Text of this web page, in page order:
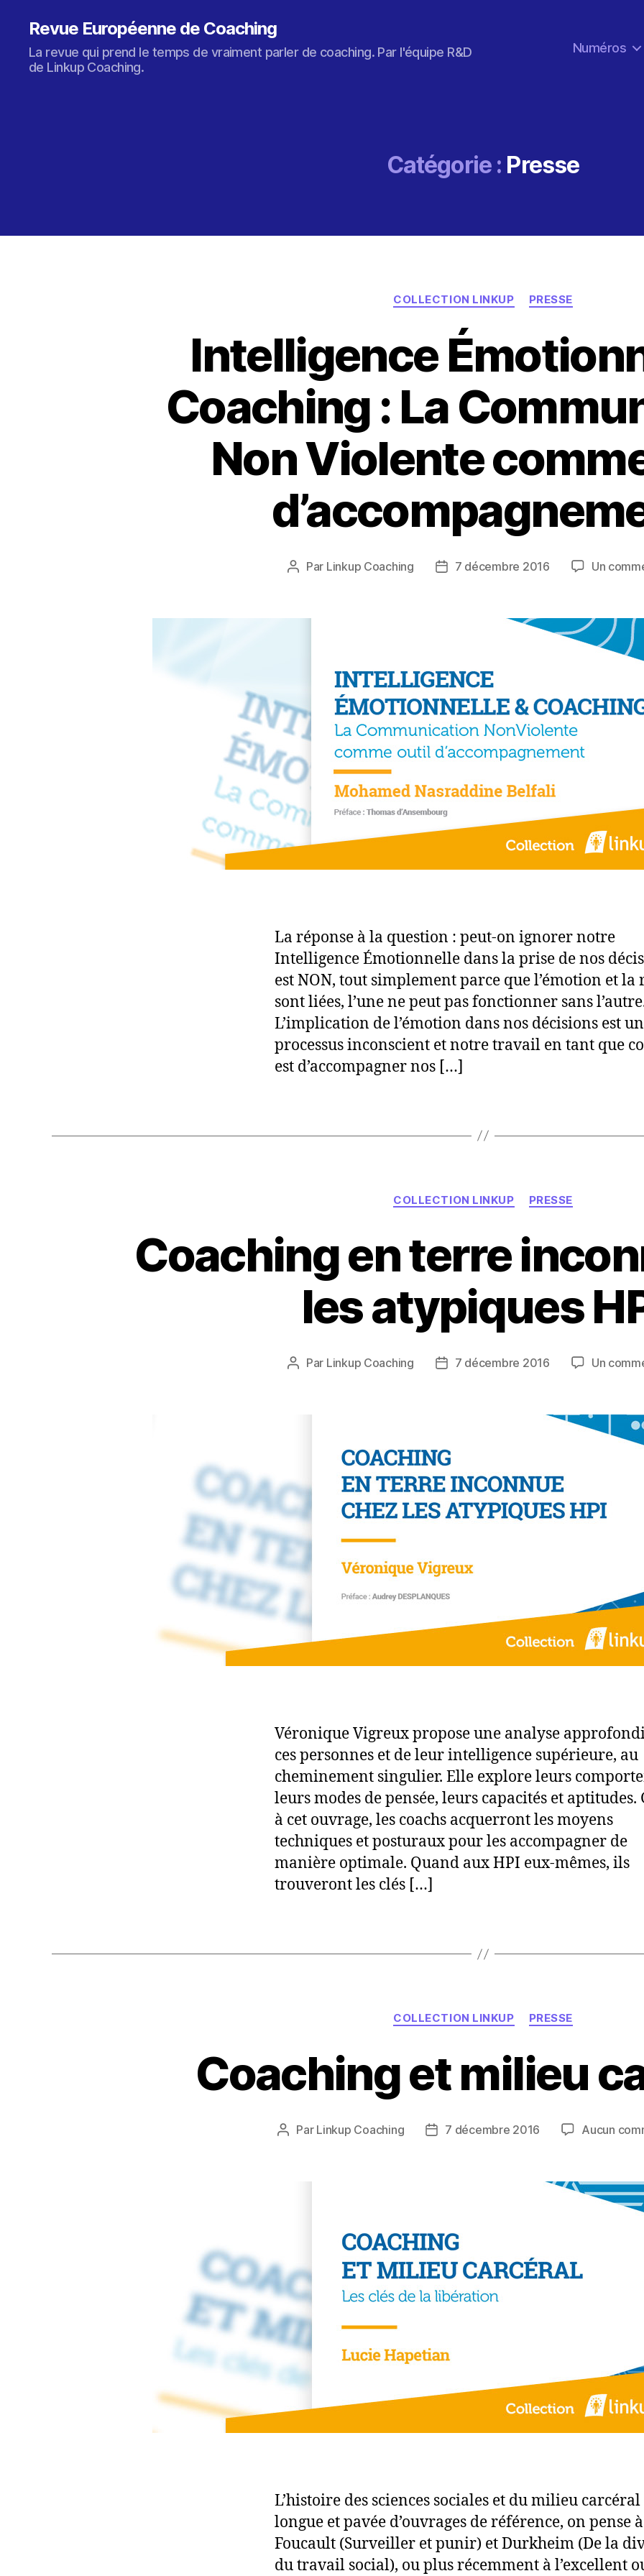
Revue Européenne de Coaching
La revue qui prend le temps de vraiment parler de coaching. Par l'équipe R&D
de Linkup Coaching.
Numéros
Catégorie : Presse
Catégories
COLLECTION LINKUP PRESSE
Intelligence
Coaching : La
Non Violente
Auteur
Par Linkup Coaching
Date7 décembre 2016 Un
La réponse à la question : peut-on ignorer notre
Intelligence Émotionnelle dans la prise de nos
est NON, tout simplement parce que l’émotion et la
sont liées, l’une ne peut pas fonctionner sans
L’implication de l’émotion dans nos décisions est un
processus inconscient et notre travail en tant que
est d’accompagner nos […]
Catégories
COLLECTION LINKUP PRESSE
Coaching en terre
les atypiques
Auteur
Par Linkup Coaching
Date7 décembre 2016 Un
Véronique Vigreux propose une analyse
ces personnes et de leur intelligence supérieure, au
cheminement singulier. Elle explore leurs
leurs modes de pensée, leurs capacités et aptitudes.
à cet ouvrage, les coachs acquerront les moyens
techniques et posturaux pour les accompagner de
manière optimale. Quand aux HPI eux-mêmes, ils
trouveront les clés […]
Catégories
COLLECTION LINKUP PRESSE
Coaching et milieu
Auteur
Par Linkup Coaching
Date7 décembre 2016 Aucun
L’histoire des sciences sociales et du milieu carcéral
longue et pavée d’ouvrages de référence, on pense à
Foucault (Surveiller et punir) et Durkheim (De la
du travail social), ou plus récemment à l’excellent